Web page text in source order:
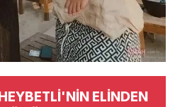
HEYBETLİ'NİN ELİNDEN